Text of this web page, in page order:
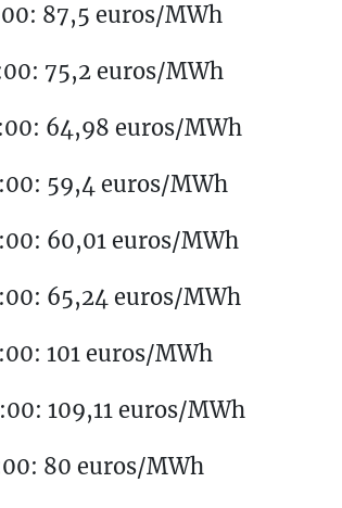
87,5 euros/MWh
75,2 euros/MWh
64,98 euros/MWh
59,4 euros/MWh
60,01 euros/MWh
65,24 euros/MWh
101 euros/MWh
109,11 euros/MWh
80 euros/MWh